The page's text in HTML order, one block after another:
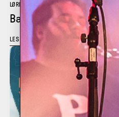
LØRDAG 24.10 •SANDEN SCENE
Bare Egil spellemannslag
LES MER